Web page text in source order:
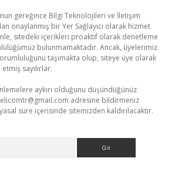
gereğince Bilgi Teknolojileri ve İletişim
onaylanmış bir Yer Sağlayıcı olarak hizmet
sitedeki içerikleri proaktif olarak denetleme
bulunmamaktadır. Ancak, üyelerimiz
taşımakta olup, siteye üye olarak
sayılırlar.
aykırı olduğunu düşündüğünüz
adresine bildirmeniz
süre içerisinde sitemizden kaldırılacaktır.